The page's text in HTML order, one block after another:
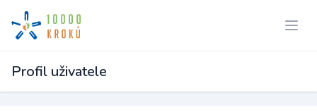
Profil uživatele